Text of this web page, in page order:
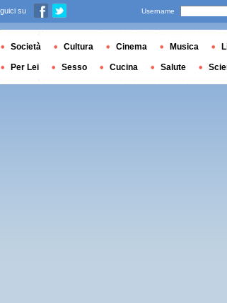
su Username
Società Cultura Cinema Musica
Per Lei Sesso Cucina Salute